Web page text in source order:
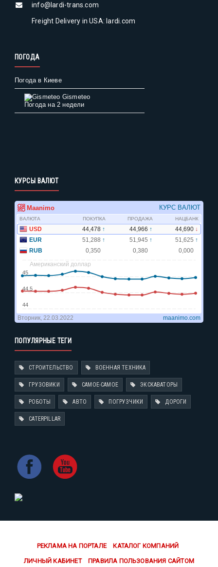
info@lardi-trans.com
Freight Delivery in USA: lardi.com
ПОГОДА
Погода в Киеве
Gismeteo
Погода на 2 недели
КУРСЫ ВАЛЮТ
ПОПУЛЯРНЫЕ ТЕГИ
СТРОИТЕЛЬСТВО ВОЕННАЯ ТЕХНИКА
ГРУЗОВИКИ САМОЕ-САМОЕ ЭКСКАВАТОРЫ
РОБОТЫ АВТО ПОГРУЗЧИКИ ДОРОГИ
CATERPILLAR
РЕКЛАМА НА ПОРТАЛЕ КАТАЛОГ КОМПАНИЙ
ЛИЧНЫЙ КАБИНЕТ ПРАВИЛА ПОЛЬЗОВАНИЯ САЙТОМ